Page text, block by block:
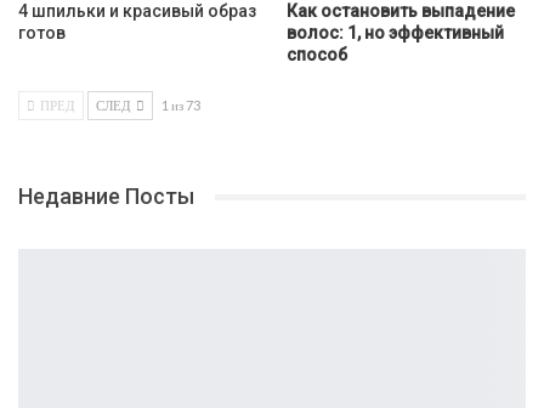
4 шпильки и красивый образ
готов
Как остановить выпадение
волос: 1, но эффективный
способ
ПРЕД СЛЕД 1 из 73
Недавние Посты